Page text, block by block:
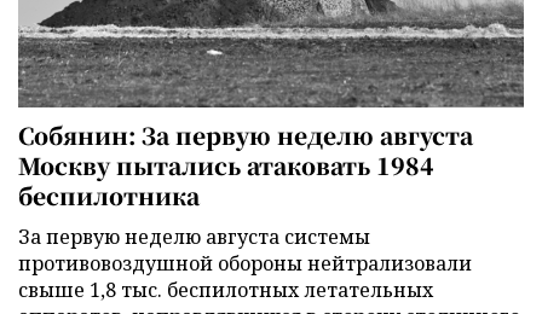
Собянин: За первую неделю августа
Москву пытались атаковать 1984
беспилотника
За первую неделю августа системы
противовоздушной обороны нейтрализовали
свыше 1,8 тыс. беспилотных летательных